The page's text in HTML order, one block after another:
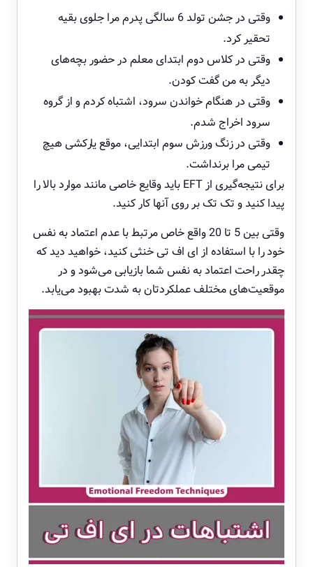
وقتی در جشن تولد 6 سالگی پدرم مرا جلوی بقیه
تحقیر کرد.
وقتی در کلاس دوم ابتدای معلم در حضور بچه‌های
دیگر به من گفت کودن.
وقتی در هنگام خواندن سرود، اشتباه کردم و از گروه
سرود اخراج شدم.
وقتی در زنگ ورزش سوم ابتدایی، موقع یارکشی هیچ
تیمی مرا برنداشت.
برای نتیجه‌گیری از EFT باید وقایع خاصی مانند موارد بالا را
پیدا کنید و تک تک بر روی آنها کار کنید.
وقتی بین 5 تا 20 واقع خاص مرتبط با عدم اعتماد به نفس
خود را با استفاده از ای اف تی خنثی کنید، خواهید دید که
چقدر راحت اعتماد به نفس شما بازیابی می‌شود و در
موقعیت‌های مختلف عملکردتان به شدت بهبود می‌یابد.